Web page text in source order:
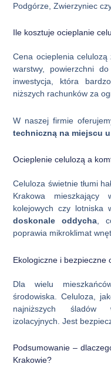
Podgórze, Zwierzyniec
Ile kosztuje ocieplanie
Cena ocieplenia
warstwy, powierzchni
inwestycja, która
niższych rachunków za
W naszej firmie
techniczną na miejscu
Ocieplenie celulozą a
Celuloza świetnie tłumi
Krakowa
kolejowych czy lotniska
doskonale oddycha,
poprawia mikroklimat
Ekologiczne i bezpieczne
Dla wielu
środowiska. Celuloza,
najniższych śladów
izolacyjnych. Jest
Podsumowanie –
Krakowie?